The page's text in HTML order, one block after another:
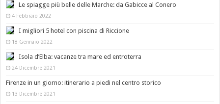
Le spiagge più belle delle Marche: da Gabicce al Conero
4 Febbraio 2022
I migliori 5 hotel con piscina di Riccione
18 Gennaio 2022
Isola d’Elba: vacanze tra mare ed entroterra
24 Dicembre 2021
Firenze in un giorno: itinerario a piedi nel centro storico
13 Dicembre 2021